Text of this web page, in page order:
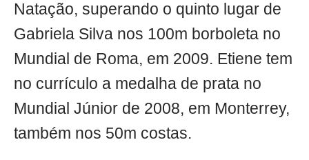
Natação, superando o quinto lugar de
Gabriela Silva nos 100m borboleta no
Mundial de Roma, em 2009. Etiene tem
no currículo a medalha de prata no
Mundial Júnior de 2008, em Monterrey,
também nos 50m costas.